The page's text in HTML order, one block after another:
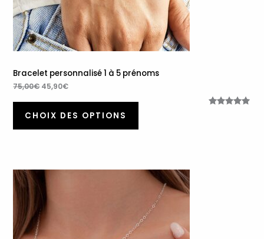
Bracelet personnalisé 1 à 5 prénoms
75,00€ 45,90€
CHOIX DES OPTIONS